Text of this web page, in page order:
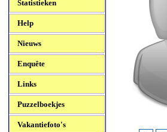
Statistieken
Help
Nieuws
Enquête
Links
Puzzelboekjes
Vakantiefoto's